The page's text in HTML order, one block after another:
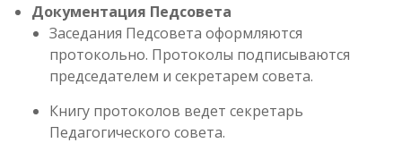
Документация Педсовета
Заседания Педсовета оформляются
протокольно. Протоколы подписываются
председателем и секретарем совета.
Книгу протоколов ведет секретарь
Педагогического совета.